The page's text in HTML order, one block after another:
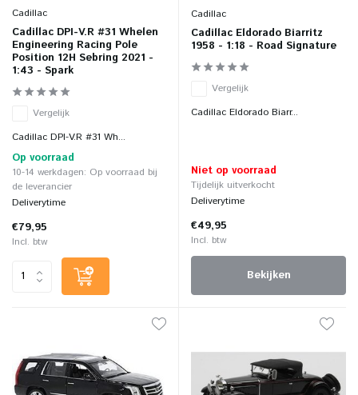
Cadillac
Cadillac DPI-V.R #31 Whelen
Engineering Racing Pole
Position 12H Sebring 2021 -
1:43 - Spark
Vergelijk
Cadillac DPI-V.R #31 Wh...
Op voorraad
10-14 werkdagen: Op voorraad bij
de leverancier
Deliverytime
€79,95
Incl. btw
Cadillac
Cadillac Eldorado Biarritz
1958 - 1:18 - Road Signature
Vergelijk
Cadillac Eldorado Biarr...
Niet op voorraad
Tijdelijk uitverkocht
Deliverytime
€49,95
Incl. btw
Bekijken